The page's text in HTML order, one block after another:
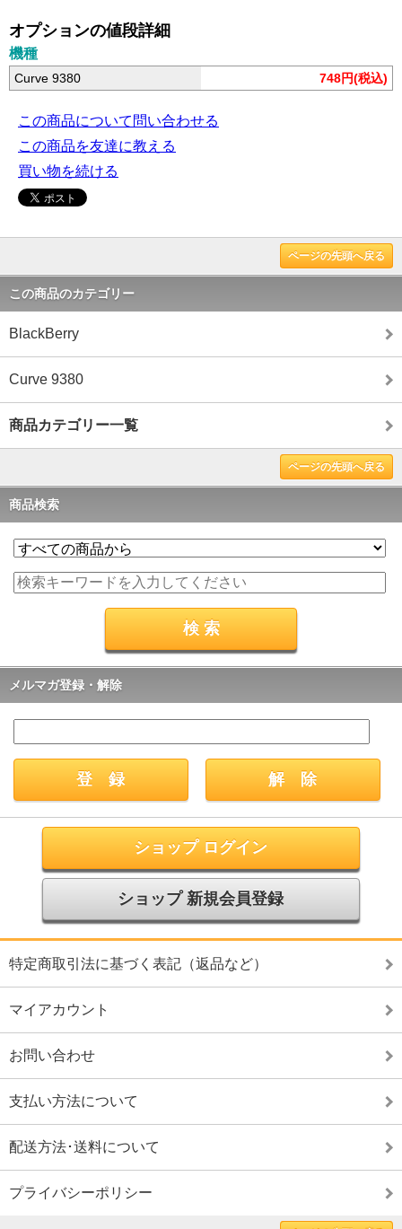
オプションの値段詳細
機種
Curve 9380 748円(税込)
この商品について問い合わせる
この商品を友達に教える
買い物を続ける
ページの先頭へ戻る
この商品のカテゴリー
BlackBerry
Curve 9380
商品カテゴリー一覧
ページの先頭へ戻る
商品検索
メルマガ登録・解除
ショップ ログイン
ショップ 新規会員登録
特定商取引法に基づく表記（返品など）
マイアカウント
お問い合わせ
支払い方法について
配送方法･送料について
プライバシーポリシー